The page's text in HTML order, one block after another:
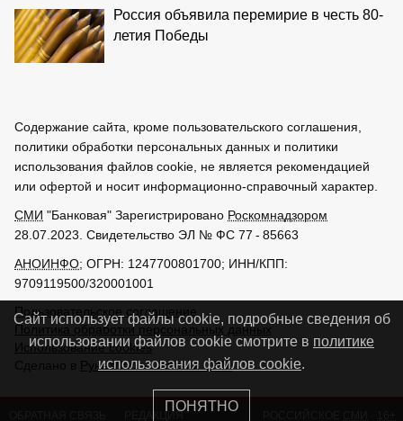
Россия объявила перемирие в честь 80-
летия Победы
Содержание сайта, кроме пользовательского соглашения,
политики обработки персональных данных и политики
использования файлов cookie, не является рекомендацией
или офертой и носит информационно-справочный характер.
СМИ "Банковая" Зарегистрировано Роскомнадзором
28.07.2023. Свидетельство ЭЛ № ФС 77 - 85663
АНОИНФО; ОГРН: 1247700801700; ИНН/КПП:
9709119500/320001001
Пользовательское соглашение
Политика обработки персональных данных
Использование cookies
Сделано в
РунетЛаб – Сайты и CRM
Сайт использует файлы cookie, подробные сведения об
использовании файлов cookie смотрите в политике
использования файлов cookie.
ПОНЯТНО